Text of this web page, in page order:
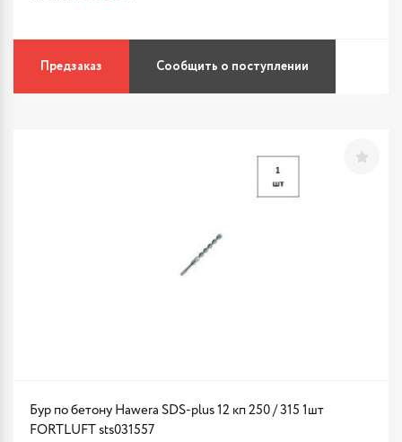
Предзаказ Сообщить о поступлении
Бур по бетону Hawera SDS-plus 12 кп 250 / 315 1шт
FORTLUFT sts031557